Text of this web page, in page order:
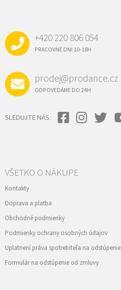
+420 220 806 054
PRACOVNÉ DNI 10-18H
prodej@prodance.cz
ODPOVEDÁME DO 24H
SLEDUJTE NÁS:
VŠETKO O NÁKUPE
Kontakty
Doprava a platba
Obchodné podmienky
Podmienky ochrany osobných údajov
Uplatnení práva spotrebiteľa na odstúpenie
Formulár na odstúpenie od zmluvy